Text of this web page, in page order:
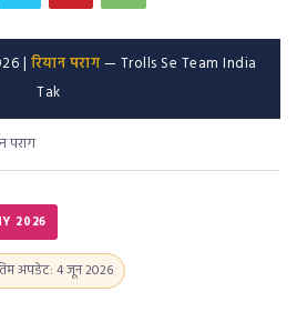
| रियान पराग— Trolls Se Team India
Tak
पराग
2026
अपडेट: 4 जून 2026